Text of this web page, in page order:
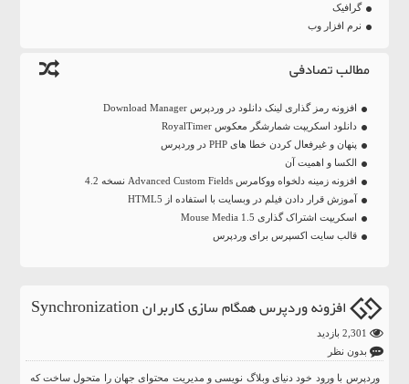
گرافیک
نرم افزار وب
مطالب تصادفی
افزونه رمز گذاری لینک دانلود در وردپرس Download Manager
دانلود اسکریپت شمارشگر معکوس RoyalTimer
پنهان و غیرفعال کردن خطا های PHP در وردپرس
الکسا و اهمیت آن
افزونه زمینه دلخواه ووکامرس Advanced Custom Fields نسخه 4.2
آموزش قرار دادن فیلم در وبسایت با استفاده از HTML5
اسکریپت اشتراک گذاری Mouse Media 1.5
قالب سایت اکسپرس برای وردپرس
افزونه وردپرس همگام سازی کاربران Synchronization
بدون نظر
وردپرس با ورود خود دنیای وبلاگ نویسی و مدیریت محتوای جهان را متحول ساخت که